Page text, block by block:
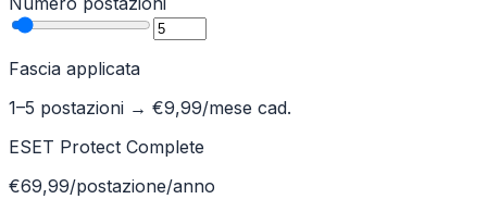
Fascia applicata
1–5 postazioni → €9,99/mese cad.
ESET Protect Complete
€69,99/postazione/anno